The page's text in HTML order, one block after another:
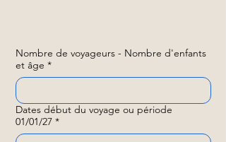
Nombre de voyageurs - Nombre d'enfants
et âge *
Dates début du voyage ou période
01/01/27 *